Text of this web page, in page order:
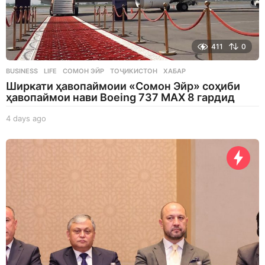
411 0
BUSINESS ,LIFE СОМОН ЭЙР ,ТОҶИКИСТОН ,ХАБАР
Ширкати ҳавопаймоии «Сомон Эйр» соҳиби
ҳавопаймои нави Boeing 737 MAX 8 гардид
4 days ago
a